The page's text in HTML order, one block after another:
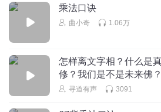
乘法口诀
曲小奇 1.06万
怎样离文字相？什么是
修？我们是不是未来佛？
寻道有声 3091